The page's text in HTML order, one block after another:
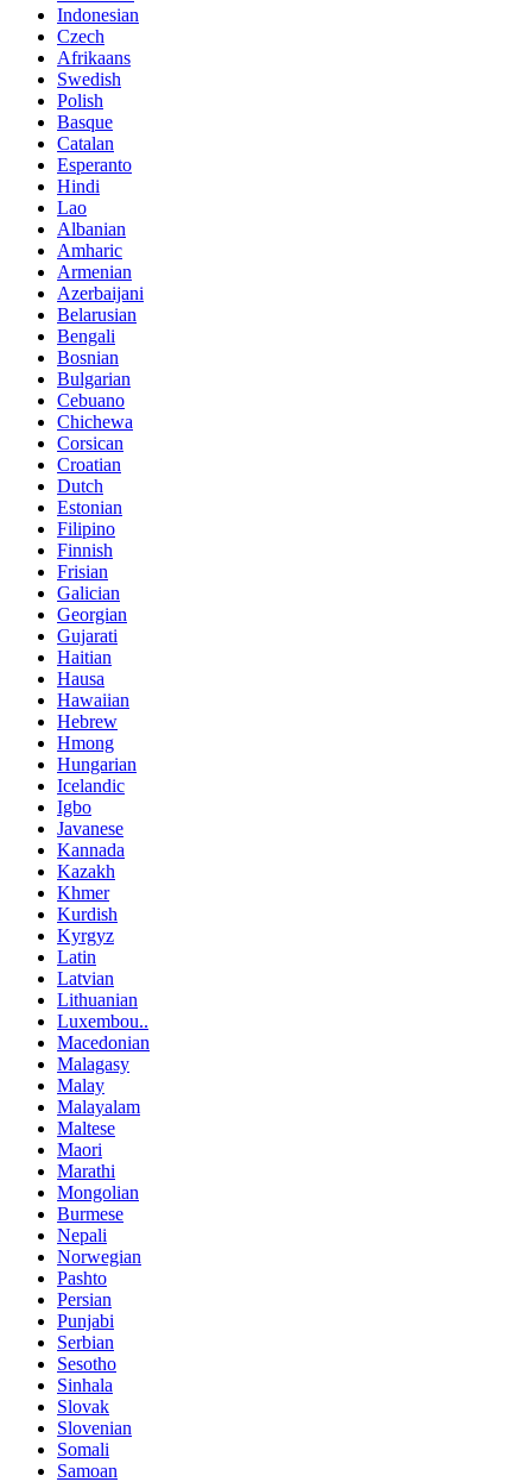
Indonesian
Czech
Afrikaans
Swedish
Polish
Basque
Catalan
Esperanto
Hindi
Lao
Albanian
Amharic
Armenian
Azerbaijani
Belarusian
Bengali
Bosnian
Bulgarian
Cebuano
Chichewa
Corsican
Croatian
Dutch
Estonian
Filipino
Finnish
Frisian
Galician
Georgian
Gujarati
Haitian
Hausa
Hawaiian
Hebrew
Hmong
Hungarian
Icelandic
Igbo
Javanese
Kannada
Kazakh
Khmer
Kurdish
Kyrgyz
Latin
Latvian
Lithuanian
Luxembou..
Macedonian
Malagasy
Malay
Malayalam
Maltese
Maori
Marathi
Mongolian
Burmese
Nepali
Norwegian
Pashto
Persian
Punjabi
Serbian
Sesotho
Sinhala
Slovak
Slovenian
Somali
Samoan